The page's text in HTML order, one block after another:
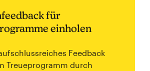
für
einholen
Feedback
Treueprogramm durch